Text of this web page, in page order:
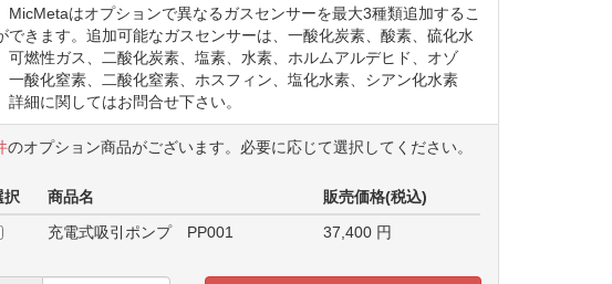
MicMetaはオプションで異なるガスセンサーを最大3種類追加するこ
できます。追加可能なガスセンサーは、一酸化炭素、酸素、硫化水
可燃性ガス、二酸化炭素、塩素、水素、ホルムアルデヒド、オゾ
一酸化窒素、二酸化窒素、ホスフィン、塩化水素、シアン化水素
詳細に関してはお問合せ下さい。
のオプション商品がございます。必要に応じて選択してください。
択 商品名
販売価格(税込)
充電式吸引ポンプ PP001
37,400 円